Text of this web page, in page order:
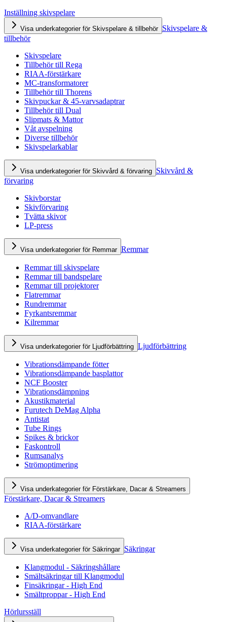
Inställning skivspelare
Visa underkategorier för Skivspelare & tillbehör Skivspelare &
tillbehör
Skivspelare
Tillbehör till Rega
RIAA-förstärkare
MC-transformatorer
Tillbehör till Thorens
Skivpuckar & 45-varvsadaptrar
Tillbehör till Dual
Slipmats & Mattor
Våt avspelning
Diverse tillbehör
Skivspelarkablar
Visa underkategorier för Skivvård & förvaring Skivvård &
förvaring
Skivborstar
Skivförvaring
Tvätta skivor
LP-press
Visa underkategorier för Remmar Remmar
Remmar till skivspelare
Remmar till bandspelare
Remmar till projektorer
Flatremmar
Rundremmar
Fyrkantsremmar
Kilremmar
Visa underkategorier för Ljudförbättring Ljudförbättring
Vibrationsdämpande fötter
Vibrationsdämpande basplattor
NCF Booster
Vibrationsdämpning
Akustikmaterial
Furutech DeMag Alpha
Antistat
Tube Rings
Spikes & brickor
Faskontroll
Rumsanalys
Strömoptimering
Visa underkategorier för Förstärkare, Dacar & Streamers
Förstärkare, Dacar & Streamers
A/D-omvandlare
RIAA-förstärkare
Visa underkategorier för Säkringar Säkringar
Klangmodul - Säkringshållare
Smältsäkringar till Klangmodul
Finsäkringar - High End
Smältproppar - High End
Hörlursställ